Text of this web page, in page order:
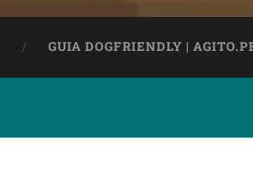
GUIA DOGFRIENDLY |